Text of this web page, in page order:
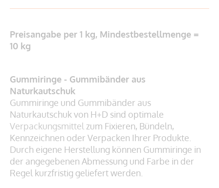
Preisangabe per 1 kg, Mindestbestellmenge =
10 kg
Gummiringe - Gummibänder aus
Naturkautschuk
Gummiringe und Gummibänder aus
Naturkautschuk von H+D sind optimale
Verpackungsmittel zum Fixieren, Bündeln,
Kennzeichnen oder Verpacken Ihrer Produkte.
Durch eigene Herstellung können Gummiringe in
der angegebenen Abmessung und Farbe in der
Regel kurzfristig geliefert werden.